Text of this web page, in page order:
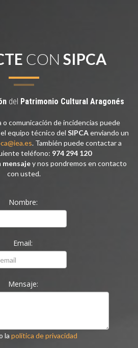
CON SIPCA
del Patrimonio Cultural Aragonés
o comunicación de incidencias puede
equipo técnico del SIPCAenviando un
. También puede contactar a
teléfono: 974 294 120
mensajey nos pondremos en contacto
con usted.
Nombre:
Email:
Mensaje:
la política de privacidad